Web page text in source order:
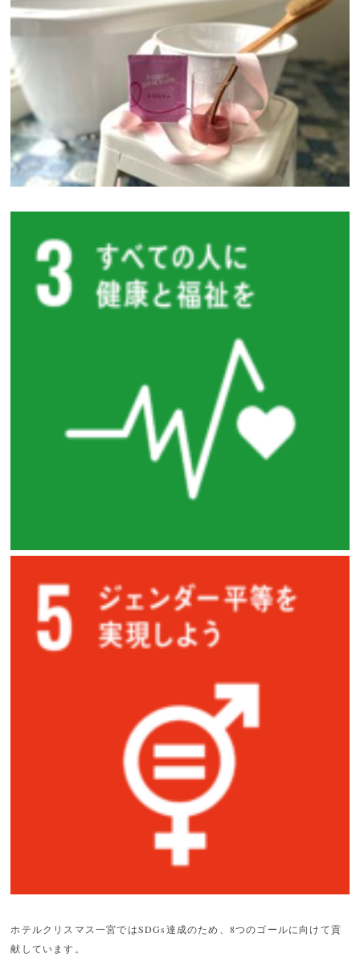
ホテルクリスマス一宮ではSDGs達成のため、8つのゴールに向けて貢
献しています。